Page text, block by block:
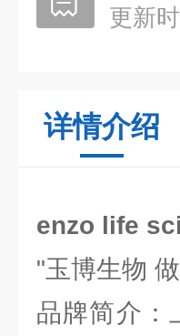
更新时
详情介绍
enzo life
"玉博生物
品牌简介：